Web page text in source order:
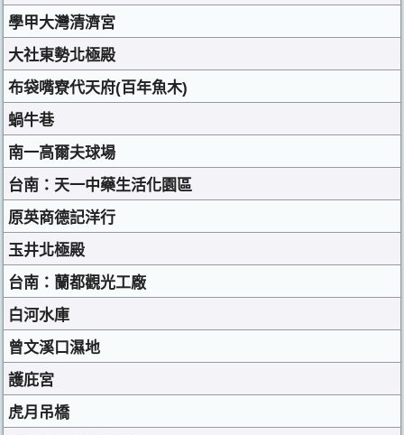
學甲大灣清濟宮
大社東勢北極殿
布袋嘴寮代天府(百年魚木)
蝸牛巷
南一高爾夫球場
台南：天一中藥生活化園區
原英商德記洋行
玉井北極殿
台南：蘭都觀光工廠
白河水庫
曾文溪口濕地
護庇宮
虎月吊橋